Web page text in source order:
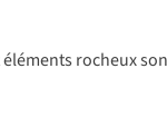
rocheux